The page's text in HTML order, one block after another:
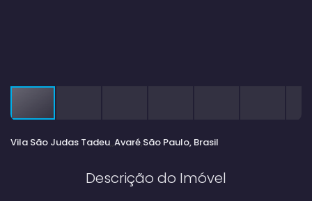
Vila São Judas Tadeu Avaré São Paulo, Brasil
Descrição do Imóvel